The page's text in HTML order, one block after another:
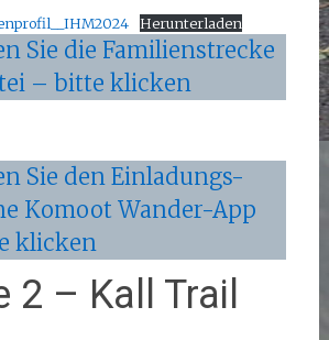
Herunterladen
Sie die Familienstrecke
– bitte klicken
Sie den Einladungs-
Komoot Wander-App
klicken
2 – Kall Trail